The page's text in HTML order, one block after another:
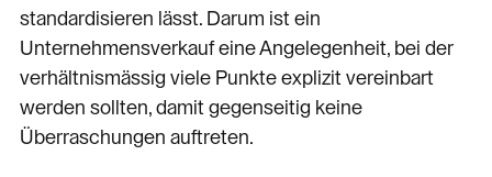
standardisieren lässt. Darum ist ein
Unternehmensverkauf eine Angelegenheit, bei der
verhältnismässig viele Punkte explizit vereinbart
werden sollten, damit gegenseitig keine
Überraschungen auftreten.